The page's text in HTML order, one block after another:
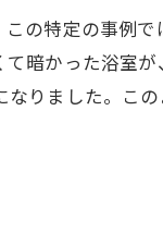
の特定の事例
暗かった浴室
りました。こ